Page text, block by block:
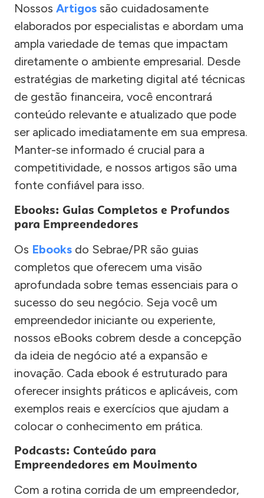
Nossos Artigos são cuidadosamente
elaborados por especialistas e abordam uma
ampla variedade de temas que impactam
diretamente o ambiente empresarial. Desde
estratégias de marketing digital até técnicas
de gestão financeira, você encontrará
conteúdo relevante e atualizado que pode
ser aplicado imediatamente em sua empresa.
Manter-se informado é crucial para a
competitividade, e nossos artigos são uma
fonte confiável para isso.
Ebooks: Guias Completos e Profundos
para Empreendedores
Os Ebooks do Sebrae/PR são guias
completos que oferecem uma visão
aprofundada sobre temas essenciais para o
sucesso do seu negócio. Seja você um
empreendedor iniciante ou experiente,
nossos eBooks cobrem desde a concepção
da ideia de negócio até a expansão e
inovação. Cada ebook é estruturado para
oferecer insights práticos e aplicáveis, com
exemplos reais e exercícios que ajudam a
colocar o conhecimento em prática.
Podcasts: Conteúdo para
Empreendedores em Movimento
Com a rotina corrida de um empreendedor,